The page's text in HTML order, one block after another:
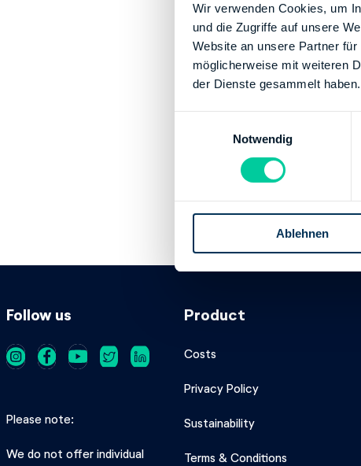
Wir verwenden Cookies, um
und die Zugriffe auf unsere
Website an unsere Partner
möglicherweise mit weiteren
der Dienste gesammelt haben.
g
Notwendig
Ablehnen
Website: https://
Banking Details
Institution:
Account holder:
Institution:
IBAN:
Account holder:
Follow us
Please note
We do not offer individual
Product
Costs
Privacy Policy
Sustainability
Terms & Conditions